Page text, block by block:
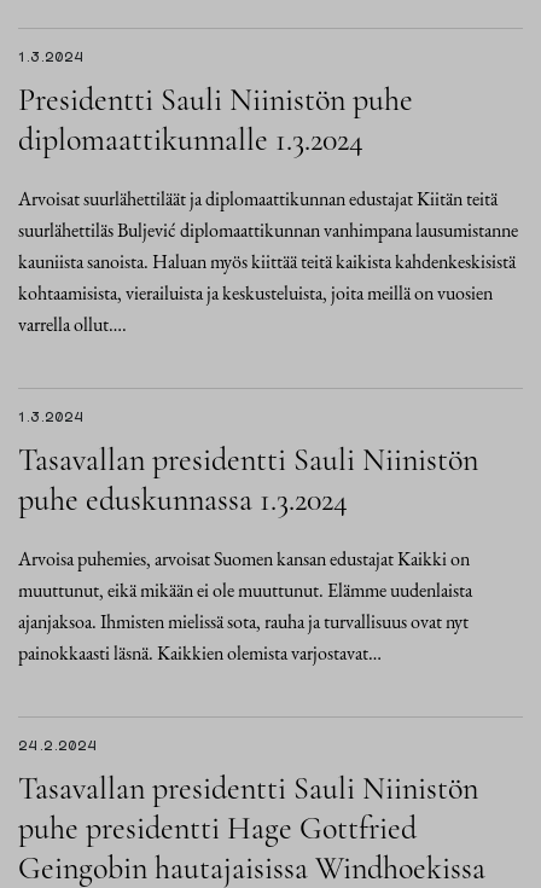
1.3.2024
Presidentti Sauli Niinistön puhe
diplomaattikunnalle 1.3.2024
Arvoisat suurlähettiläät ja diplomaattikunnan edustajat Kiitän teitä
suurlähettiläs Buljević diplomaattikunnan vanhimpana lausumistanne
kauniista sanoista. Haluan myös kiittää teitä kaikista kahdenkeskisistä
kohtaamisista, vierailuista ja keskusteluista, joita meillä on vuosien
varrella ollut….
1.3.2024
Tasavallan presidentti Sauli Niinistön
puhe eduskunnassa 1.3.2024
Arvoisa puhemies, arvoisat Suomen kansan edustajat Kaikki on
muuttunut, eikä mikään ei ole muuttunut. Elämme uudenlaista
ajanjaksoa. Ihmisten mielissä sota, rauha ja turvallisuus ovat nyt
painokkaasti läsnä. Kaikkien olemista varjostavat…
24.2.2024
Tasavallan presidentti Sauli Niinistön
puhe presidentti Hage Gottfried
Geingobin hautajaisissa Windhoekissa